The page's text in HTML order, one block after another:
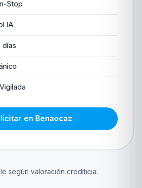
Stop
IA
días
en Benaocaz
según valoración crediticia.